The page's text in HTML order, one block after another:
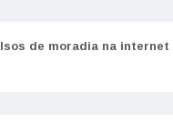
de moradia na internet